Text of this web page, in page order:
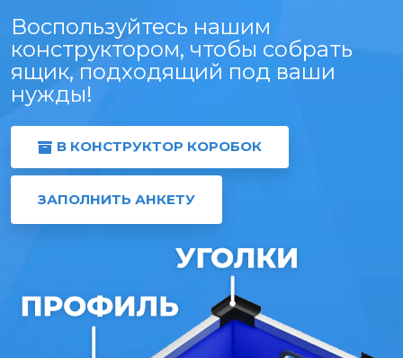
Воспользуйтесь нашим
конструктором, чтобы собрать
ящик, подходящий под ваши
нужды!
В КОНСТРУКТОР КОРОБОК
ЗАПОЛНИТЬ АНКЕТУ